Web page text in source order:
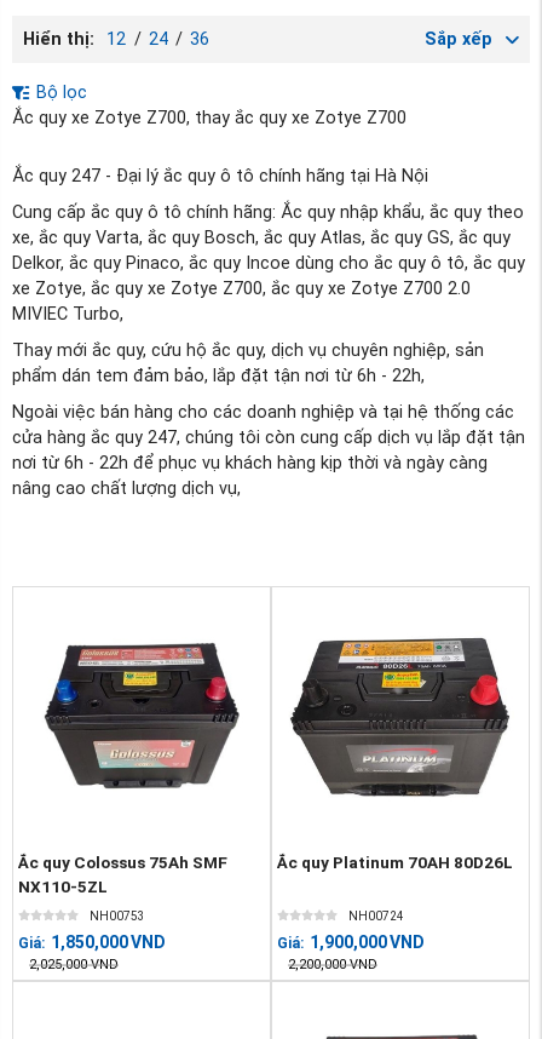
Hiển thị: 12 / 24 / 36 Sắp xếp
Bộ lọc
Ắc quy xe Zotye Z700, thay ắc quy xe Zotye Z700
Ắc quy 247 - Đại lý ắc quy ô tô chính hãng tại Hà Nội
Cung cấp ắc quy ô tô chính hãng: Ắc quy nhập khẩu, ắc quy theo
xe, ắc quy Varta, ắc quy Bosch, ắc quy Atlas, ắc quy GS, ắc quy
Delkor, ắc quy Pinaco, ắc quy Incoe dùng cho ắc quy ô tô, ắc quy
xe Zotye, ắc quy xe Zotye Z700, ắc quy xe Zotye Z700 2.0
MIVIEC Turbo,
Thay mới ắc quy, cứu hộ ắc quy, dịch vụ chuyên nghiệp, sản
phẩm dán tem đảm bảo, lắp đặt tận nơi từ 6h - 22h,
Ngoài việc bán hàng cho các doanh nghiệp và tại hệ thống các
cửa hàng ắc quy 247, chúng tôi còn cung cấp dịch vụ lắp đặt tận
nơi từ 6h - 22h để phục vụ khách hàng kịp thời và ngày càng
nâng cao chất lượng dịch vụ,
Ắc quy Colossus 75Ah SMF
NX110-5ZL
NH00753
Giá: 1,850,000VND
2,025,000 VND
Ắc quy Platinum 70AH 80D26L
NH00724
Giá: 1,900,000VND
2,200,000 VND